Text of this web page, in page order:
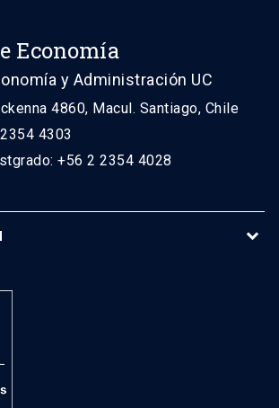
Economía
y Administración UC
4860, Macul. Santiago, Chile
4303
+56 2 2354 4028